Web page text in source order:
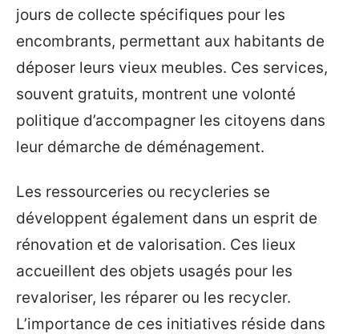
jours de collecte spécifiques pour les
encombrants, permettant aux habitants de
déposer leurs vieux meubles. Ces services,
souvent gratuits, montrent une volonté
politique d’accompagner les citoyens dans
leur démarche de déménagement.
Les ressourceries ou recycleries se
développent également dans un esprit de
rénovation et de valorisation. Ces lieux
accueillent des objets usagés pour les
revaloriser, les réparer ou les recycler.
L’importance de ces initiatives réside dans